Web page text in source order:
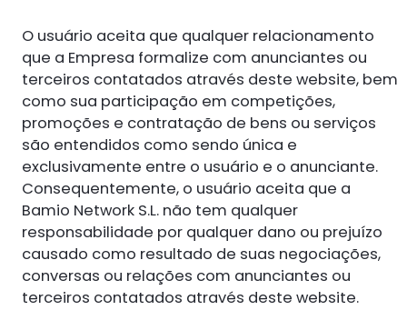
O usuário aceita que qualquer relacionamento
que a Empresa formalize com anunciantes ou
terceiros contatados através deste website, bem
como sua participação em competições,
promoções e contratação de bens ou serviços
são entendidos como sendo única e
exclusivamente entre o usuário e o anunciante.
Consequentemente, o usuário aceita que a
Bamio Network S.L. não tem qualquer
responsabilidade por qualquer dano ou prejuízo
causado como resultado de suas negociações,
conversas ou relações com anunciantes ou
terceiros contatados através deste website.